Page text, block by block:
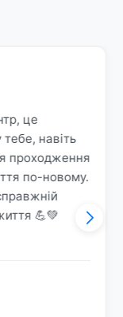
це
навіть
проходження
по-новому.
💪💚